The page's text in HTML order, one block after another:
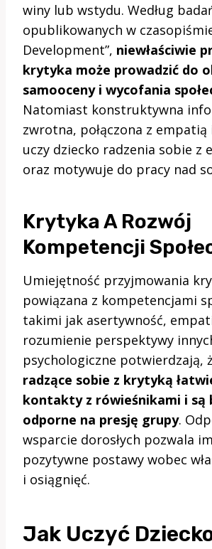
winy lub wstydu. Według
opublikowanych w
Development”, niewłaściwie
krytyka może prowadzić do
samooceny i wycofania
Natomiast konstruktywna
zwrotna, połączona z
uczy dziecko radzenia sobie z
oraz motywuje do pracy nad
Krytyka A Rozwój
Kompetencji
Umiejętność przyjmowania
powiązana z kompetencjami
takimi jak asertywność,
rozumienie perspektywy
psychologiczne potwierdzają,
radzące sobie z krytyką
kontakty z rówieśnikami i są
odporne na presję grupy.
wsparcie dorosłych pozwala
pozytywne postawy wobec
i osiągnięć.
Jak Uczyć